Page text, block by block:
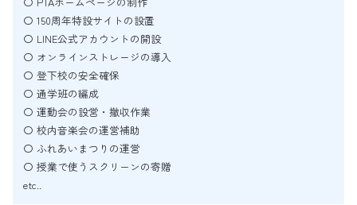
〇 150周年特設サイトの設置
〇 LINE公式アカウントの開設
〇 オンラインストレージの導入
〇 登下校の安全確保
〇 通学班の編成
〇 運動会の設営・撤収作業
〇 校内音楽会の運営補助
〇 ふれあいまつりの運営
〇 授業で使うスクリーンの寄贈
etc..